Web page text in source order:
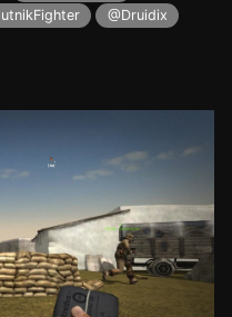
@Druidix